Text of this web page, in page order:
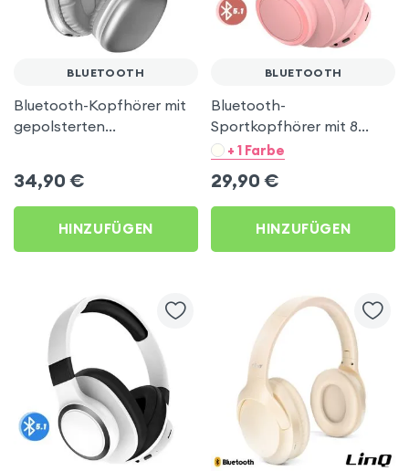
BLUETOOTH
Bluetooth-Kopfhörer mit
gepolsterten
34,90 €
HINZUFÜGEN
BLUETOOTH
Bluetooth-
Sportkopfhörer mit 8
Stunden Akkulaufzeit,
Puderrosa
+ 1 Farbe
29,90 €
HINZUFÜGEN